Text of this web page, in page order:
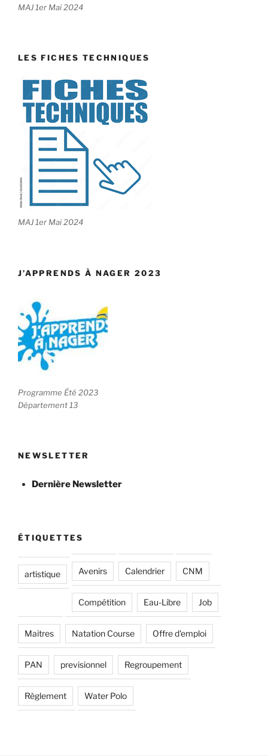
MAJ 1er Mai 2024
LES FICHES TECHNIQUES
MAJ 1er Mai 2024
J’APPRENDS À NAGER 2023
Programme Été 2023
Département 13
NEWSLETTER
Dernière Newsletter
ÉTIQUETTES
artistique Avenirs Calendrier CNM
Compétition Eau-Libre Job
Maitres Natation Course Offre d'emploi
PAN previsionnel Regroupement
Règlement Water Polo